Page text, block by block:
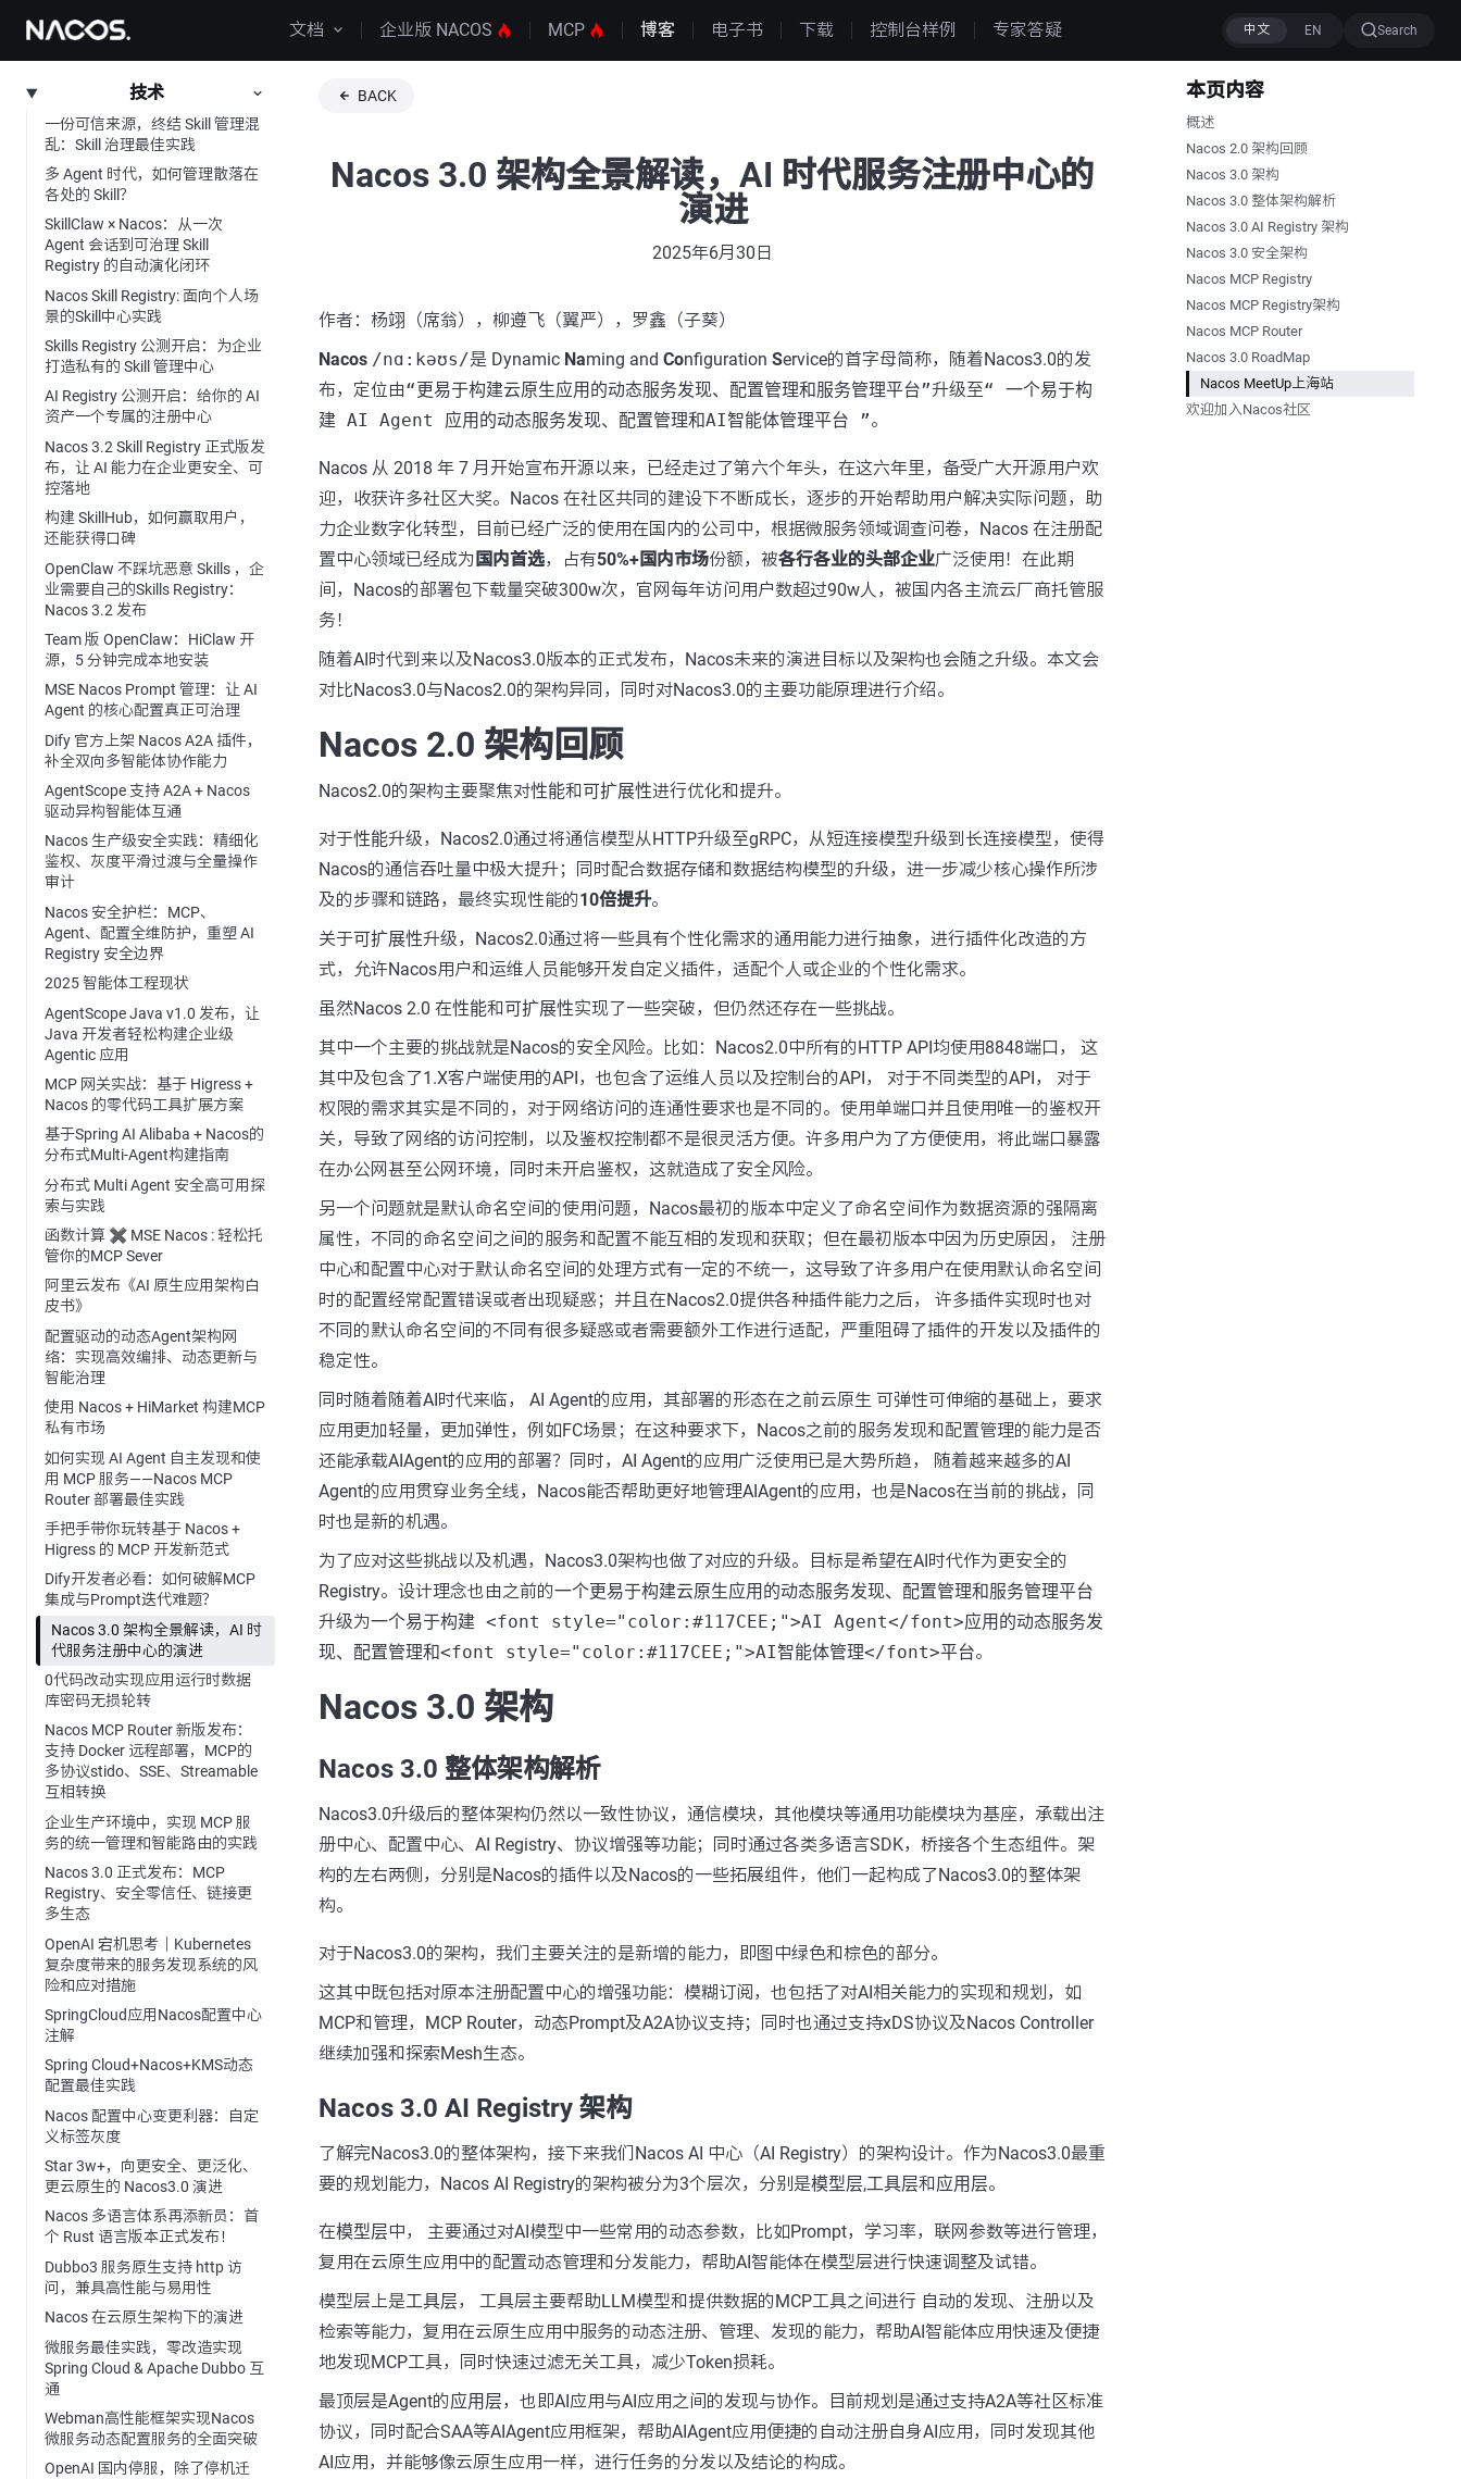
文档 企业版 NACOS MCP 博客 电子书 下载 控制台样例 专家答疑 Search
技术
一份可信来源，终结 Skill 管理混
乱：Skill 治理最佳实践
多 Agent 时代，如何管理散落在
各处的 Skill？
SkillClaw × Nacos：从一次
Agent 会话到可治理 Skill
Registry 的自动演化闭环
Nacos Skill Registry: 面向个人场
景的Skill中心实践
Skills Registry 公测开启：为企业
打造私有的 Skill 管理中心
AI Registry 公测开启：给你的 AI
资产一个专属的注册中心
Nacos 3.2 Skill Registry 正式版发
布，让 AI 能力在企业更安全、可
控落地
构建 SkillHub，如何赢取用户，
还能获得口碑
OpenClaw 不踩坑恶意 Skills ，企
业需要自己的Skills Registry：
Nacos 3.2 发布
Team 版 OpenClaw：HiClaw 开
源，5 分钟完成本地安装
MSE Nacos Prompt 管理：让 AI
Agent 的核心配置真正可治理
Dify 官方上架 Nacos A2A 插件，
补全双向多智能体协作能力
AgentScope 支持 A2A + Nacos
驱动异构智能体互通
Nacos 生产级安全实践：精细化
鉴权、灰度平滑过渡与全量操作
审计
Nacos 安全护栏：MCP、
Agent、配置全维防护，重塑 AI
Registry 安全边界
2025 智能体工程现状
AgentScope Java v1.0 发布，让
Java 开发者轻松构建企业级
Agentic 应用
MCP 网关实战：基于 Higress +
Nacos 的零代码工具扩展方案
基于Spring AI Alibaba + Nacos的
分布式Multi-Agent构建指南
分布式 Multi Agent 安全高可用探
索与实践
函数计算 ✖️ MSE Nacos : 轻松托
管你的MCP Sever
阿里云发布《AI 原生应用架构白
皮书》
配置驱动的动态Agent架构网
络：实现高效编排、动态更新与
智能治理
使用 Nacos + HiMarket 构建MCP
私有市场
如何实现 AI Agent 自主发现和使
用 MCP 服务——Nacos MCP
Router 部署最佳实践
手把手带你玩转基于 Nacos +
Higress 的 MCP 开发新范式
Dify开发者必看：如何破解MCP
集成与Prompt迭代难题？
Nacos 3.0 架构全景解读，AI 时
代服务注册中心的演进
0代码改动实现应用运行时数据
库密码无损轮转
Nacos MCP Router 新版发布：
支持 Docker 远程部署，MCP的
多协议stido、SSE、Streamable
互相转换
企业生产环境中，实现 MCP 服
务的统一管理和智能路由的实践
Nacos 3.0 正式发布：MCP
Registry、安全零信任、链接更
多生态
OpenAI 宕机思考｜Kubernetes
复杂度带来的服务发现系统的风
险和应对措施
SpringCloud应用Nacos配置中心
注解
Spring Cloud+Nacos+KMS动态
配置最佳实践
Nacos 配置中心变更利器：自定
义标签灰度
Star 3w+，向更安全、更泛化、
更云原生的 Nacos3.0 演进
Nacos 多语言体系再添新员：首
个 Rust 语言版本正式发布！
Dubbo3 服务原生支持 http 访
问，兼具高性能与易用性
Nacos 在云原生架构下的演进
微服务最佳实践，零改造实现
Spring Cloud & Apache Dubbo 互
通
Webman高性能框架实现Nacos
微服务动态配置服务的全面突破
OpenAI 国内停服，除了停机迁
BACK
Nacos 3.0 架构全景解读，AI 时代服务注册中心的
演进
2025年6月30日
作者：杨翊（席翁），柳遵飞（翼严），罗鑫（子葵）
Nacos /nɑ:kəʊs/是 Dynamic Naming and Configuration Service的首字母简称，随着Nacos3.0的发
布，定位由“更易于构建云原生应用的动态服务发现、配置管理和服务管理平台”升级至“ 一个易于构
建 AI Agent 应用的动态服务发现、配置管理和AI智能体管理平台 ”。
Nacos 从 2018 年 7 月开始宣布开源以来，已经走过了第六个年头，在这六年里，备受广大开源用户欢
迎，收获许多社区大奖。Nacos 在社区共同的建设下不断成长，逐步的开始帮助用户解决实际问题，助
力企业数字化转型，目前已经广泛的使用在国内的公司中，根据微服务领域调查问卷，Nacos 在注册配
置中心领域已经成为 国内首选，占有50%+国内市场份额，被各行各业的头部企业广泛使用！在此期
间，Nacos的部署包下载量突破300w次，官网每年访问用户数超过90w人，被国内各主流云厂商托管服
务！
随着AI时代到来以及Nacos3.0版本的正式发布，Nacos未来的演进目标以及架构也会随之升级。本文会
对比Nacos3.0与Nacos2.0的架构异同，同时对Nacos3.0的主要功能原理进行介绍。
Nacos 2.0 架构回顾
Nacos2.0的架构主要聚焦对性能和可扩展性进行优化和提升。
对于性能升级，Nacos2.0通过将通信模型从HTTP升级至gRPC，从短连接模型升级到长连接模型，使得
Nacos的通信吞吐量中极大提升；同时配合数据存储和数据结构模型的升级，进一步减少核心操作所涉
及的步骤和链路，最终实现性能的10倍提升。
关于可扩展性升级，Nacos2.0通过将一些具有个性化需求的通用能力进行抽象，进行插件化改造的方
式，允许Nacos用户和运维人员能够开发自定义插件，适配个人或企业的个性化需求。
虽然Nacos 2.0 在性能和可扩展性实现了一些突破，但仍然还存在一些挑战。
其中一个主要的挑战就是Nacos的安全风险。比如：Nacos2.0中所有的HTTP API均使用8848端口， 这
其中及包含了1.X客户端使用的API，也包含了运维人员以及控制台的API， 对于不同类型的API， 对于
权限的需求其实是不同的，对于网络访问的连通性要求也是不同的。使用单端口并且使用唯一的鉴权开
关，导致了网络的访问控制，以及鉴权控制都不是很灵活方便。许多用户为了方便使用，将此端口暴露
在办公网甚至公网环境，同时未开启鉴权，这就造成了安全风险。
另一个问题就是默认命名空间的使用问题，Nacos最初的版本中定义了命名空间作为数据资源的强隔离
属性，不同的命名空间之间的服务和配置不能互相的发现和获取；但在最初版本中因为历史原因， 注册
中心和配置中心对于默认命名空间的处理方式有一定的不统一，这导致了许多用户在使用默认命名空间
时的配置经常配置错误或者出现疑惑；并且在Nacos2.0提供各种插件能力之后， 许多插件实现时也对
不同的默认命名空间的不同有很多疑惑或者需要额外工作进行适配，严重阻碍了插件的开发以及插件的
稳定性。
同时随着随着AI时代来临， AI Agent的应用，其部署的形态在之前云原生 可弹性可伸缩的基础上，要求
应用更加轻量，更加弹性，例如FC场景；在这种要求下，Nacos之前的服务发现和配置管理的能力是否
还能承载AIAgent的应用的部署？同时，AI Agent的应用广泛使用已是大势所趋， 随着越来越多的AI
Agent的应用贯穿业务全线，Nacos能否帮助更好地管理AIAgent的应用，也是Nacos在当前的挑战，同
时也是新的机遇。
为了应对这些挑战以及机遇，Nacos3.0架构也做了对应的升级。目标是希望在AI时代作为更安全的
Registry。设计理念也由之前的一个更易于构建云原生应用的动态服务发现、配置管理和服务管理平台
升级为一个易于构建 <font style="color:#117CEE;">AI Agent</font>应用的动态服务发
现、配置管理和<font style="color:#117CEE;">AI智能体管理</font>平台。
Nacos 3.0 架构
Nacos 3.0 整体架构解析
Nacos3.0升级后的整体架构仍然以一致性协议，通信模块，其他模块等通用功能模块为基座，承载出注
册中心、配置中心、AI Registry、协议增强等功能；同时通过各类多语言SDK，桥接各个生态组件。架
构的左右两侧，分别是Nacos的插件以及Nacos的一些拓展组件，他们一起构成了Nacos3.0的整体架
构。
对于Nacos3.0的架构，我们主要关注的是新增的能力，即图中绿色和棕色的部分。
这其中既包括对原本注册配置中心的增强功能：模糊订阅，也包括了对AI相关能力的实现和规划，如
MCP和管理，MCP Router，动态Prompt及A2A协议支持；同时也通过支持xDS协议及Nacos Controller
继续加强和探索Mesh生态。
Nacos 3.0 AI Registry 架构
了解完Nacos3.0的整体架构，接下来我们Nacos AI 中心（AI Registry）的架构设计。作为Nacos3.0最重
要的规划能力，Nacos AI Registry的架构被分为3个层次，分别是模型层,工具层和应用层。
在模型层中， 主要通过对AI模型中一些常用的动态参数，比如Prompt，学习率，联网参数等进行管理，
复用在云原生应用中的配置动态管理和分发能力，帮助AI智能体在模型层进行快速调整及试错。
模型层上是工具层， 工具层主要帮助LLM模型和提供数据的MCP工具之间进行 自动的发现、注册以及
检索等能力，复用在云原生应用中服务的动态注册、管理、发现的能力，帮助AI智能体应用快速及便捷
地发现MCP工具，同时快速过滤无关工具，减少Token损耗。
最顶层是Agent的应用层，也即AI应用与AI应用之间的发现与协作。目前规划是通过支持A2A等社区标准
协议，同时配合SAA等AIAgent应用框架，帮助AIAgent应用便捷的自动注册自身AI应用，同时发现其他
AI应用，并能够像云原生应用一样，进行任务的分发以及结论的构成。
本页内容
概述
Nacos 2.0 架构回顾
Nacos 3.0 架构
Nacos 3.0 整体架构解析
Nacos 3.0 AI Registry 架构
Nacos 3.0 安全架构
Nacos MCP Registry
Nacos MCP Registry架构
Nacos MCP Router
Nacos 3.0 RoadMap
Nacos MeetUp上海站
欢迎加入Nacos社区